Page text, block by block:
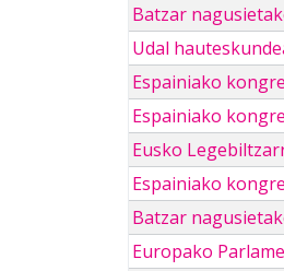
Batzar
Udal
Espainiako
Espainiako
Eusko
Espainiako
Batzar
Europako